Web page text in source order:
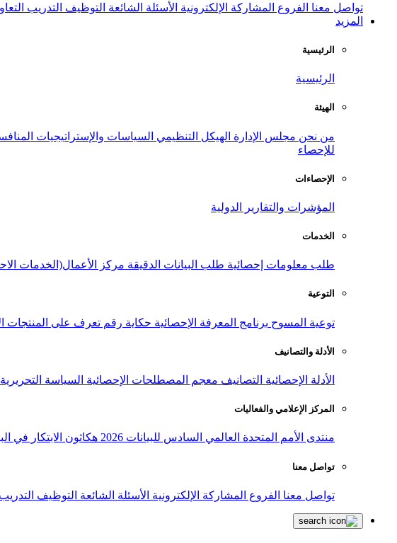
تواصل معنا الفروع المشاركة الإلكترونية الأسئلة الشائعة التوظيف التدريب
المزيد
الرئيسية
الرئيسية
الهيئة
من نحن مجلس الإدارة الهيكل التنظيمي السياسات والإستراتيجيات
للإحصاء
الإحصاءات
المؤشرات والتقارير الدولية
الخدمات
طلب معلومات إحصائية طلب البيانات الدقيقة مركز الأعمال(الخدمات
التوعية
توعية المسوح برنامج المعرفة الإحصائية حكاية رقم تعرف على المنتجات
الأدلة والتصانيف
الأدلة الإحصائية التصانيف معجم المصطلحات الإحصائية السياسة
المركز الإعلامي والفعاليات
منتدى الأمم المتحدة العالمي السادس للبيانات 2026 هكاثون الابتكار في
تواصل معنا
تواصل معنا الفروع المشاركة الإلكترونية الأسئلة الشائعة التوظيف